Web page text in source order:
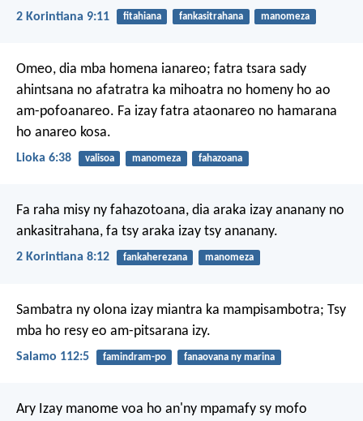
2 Korintiana 9:11 fitahiana fankasitrahana manomeza
Omeo, dia mba homena ianareo; fatra tsara sady
ahintsana no afatratra ka mihoatra no homeny ho ao
am-pofoanareo. Fa izay fatra ataonareo no hamarana
ho anareo kosa.
Lioka 6:38 valisoa manomeza fahazoana
Fa raha misy ny fahazotoana, dia araka izay ananany no
ankasitrahana, fa tsy araka izay tsy ananany.
2 Korintiana 8:12 fankaherezana manomeza
Sambatra ny olona izay miantra ka mampisambotra; Tsy
mba ho resy eo am-pitsarana izy.
Salamo 112:5 famindram-po fanaovana ny marina
Ary Izay manome voa ho an'ny mpamafy sy mofo